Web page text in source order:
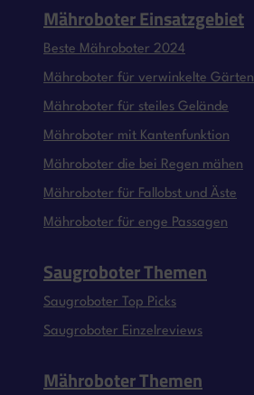
Mähroboter Einsatzgebiet
Beste Mähroboter 2024
Mähroboter für verwinkelte Gärten
Mähroboter für steiles Gelände
Mähroboter mit Kantenfunktion
Mähroboter die bei Regen mähen
Mähroboter für Fallobst und Äste
Mähroboter für enge Passagen
Saugroboter Themen
Saugroboter Top Picks
Saugroboter Einzelreviews
Mähroboter Themen